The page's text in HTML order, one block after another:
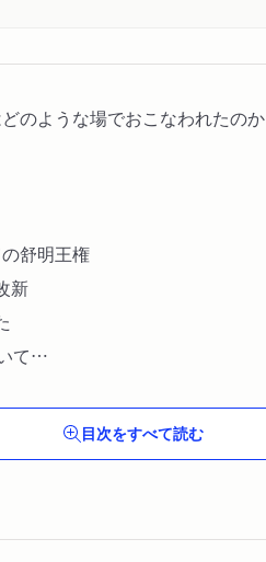
のような場でおこなわれたのか
舒明王権
新
て
目次をすべて読む